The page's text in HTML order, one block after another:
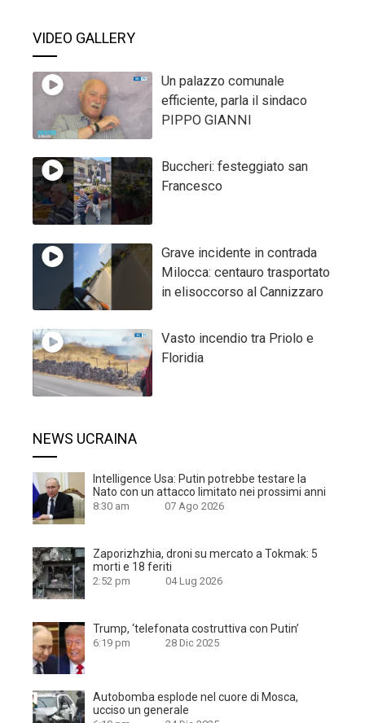
VIDEO GALLERY
Un palazzo comunale
efficiente, parla il sindaco
PIPPO GIANNI
Buccheri: festeggiato san
Francesco
Grave incidente in contrada
Milocca: centauro trasportato
in elisoccorso al Cannizzaro
Vasto incendio tra Priolo e
Floridia
NEWS UCRAINA
Intelligence Usa: Putin potrebbe testare la
Nato con un attacco limitato nei prossimi anni
8:30 am 07 Ago 2026
Zaporizhzhia, droni su mercato a Tokmak: 5
morti e 18 feriti
2:52 pm 04 Lug 2026
Trump, ‘telefonata costruttiva con Putin’
6:19 pm 28 Dic 2025
Autobomba esplode nel cuore di Mosca,
ucciso un generale